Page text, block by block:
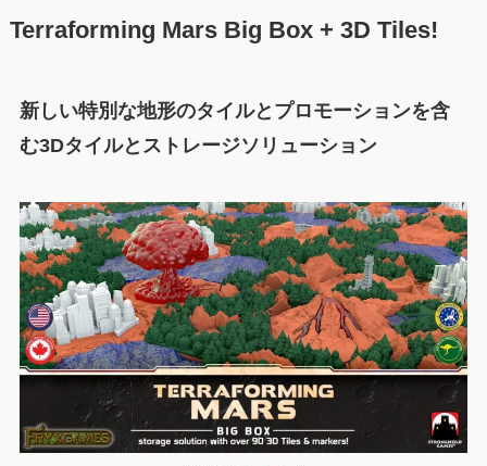
Terraforming Mars Big Box + 3D Tiles!
新しい特別な地形のタイルとプロモーションを含
む3Dタイルとストレージソリューション